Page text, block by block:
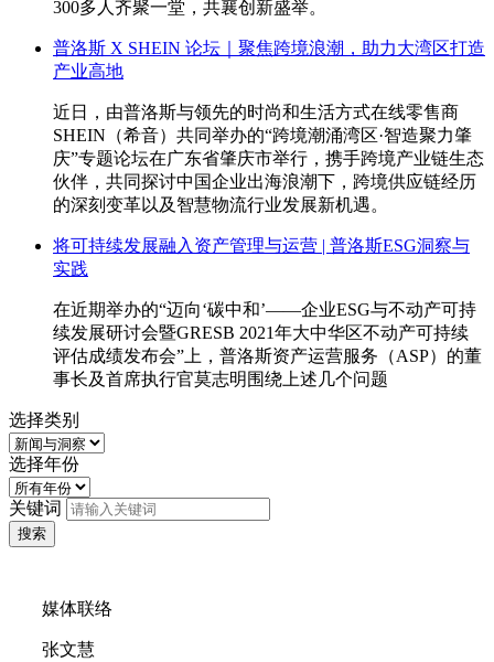
300多人齐聚一堂，共襄创新盛举。
普洛斯 X SHEIN 论坛｜聚焦跨境浪潮，助力大湾区打造
产业高地
近日，由普洛斯与领先的时尚和生活方式在线零售商
SHEIN（希音）共同举办的“跨境潮涌湾区·智造聚力肇
庆”专题论坛在广东省肇庆市举行，携手跨境产业链生态
伙伴，共同探讨中国企业出海浪潮下，跨境供应链经历
的深刻变革以及智慧物流行业发展新机遇。
将可持续发展融入资产管理与运营 | 普洛斯ESG洞察与
实践
在近期举办的“迈向‘碳中和’——企业ESG与不动产可持
续发展研讨会暨GRESB 2021年大中华区不动产可持续
评估成绩发布会”上，普洛斯资产运营服务（ASP）的董
事长及首席执行官莫志明围绕上述几个问题
选择类别
选择年份
关键词
搜索
媒体联络
张文慧